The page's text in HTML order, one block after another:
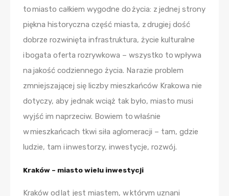
to miasto całkiem wygodne do życia: z jednej strony
piękna historyczna część miasta, z drugiej dość
dobrze rozwinięta infrastruktura, życie kulturalne
i bogata oferta rozrywkowa – wszystko to wpływa
na jakość codziennego życia. Na razie problem
zmniejszającej się liczby mieszkańców Krakowa nie
dotyczy, aby jednak wciąż tak było, miasto musi
wyjść im naprzeciw. Bowiem to właśnie
w mieszkańcach tkwi siła aglomeracji – tam, gdzie
ludzie, tam i inwestorzy, inwestycje, rozwój.
Kraków – miasto wielu inwestycji
Kraków od lat jest miastem, w którym uznani